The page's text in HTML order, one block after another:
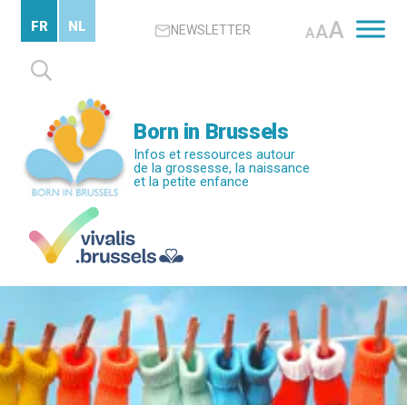
contenu
principal
NEWSLETTER AAA
Rechercher :
FR NL
Born in Brussels
Infos et ressources autour
de la grossesse, la naissance
et la petite enfance